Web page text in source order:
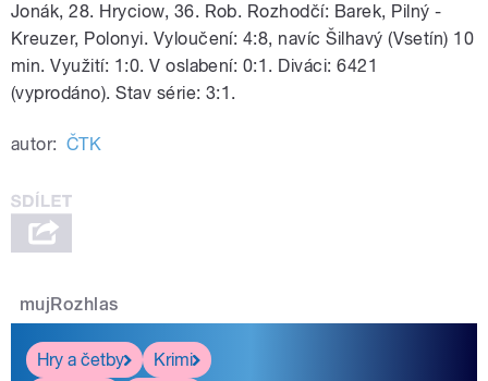
Jonák, 28. Hryciow, 36. Rob. Rozhodčí: Barek, Pilný -
Kreuzer, Polonyi. Vyloučení: 4:8, navíc Šilhavý (Vsetín) 10
min. Využití: 1:0. V oslabení: 0:1. Diváci: 6421
(vyprodáno). Stav série: 3:1.
autor: ČTK
mujRozhlas
Hry a četby
Krimi